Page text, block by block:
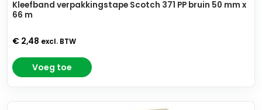
Kleefband verpakkingstape Scotch 371 PP bruin 50 mm x
66 m
€ 2,48 excl. BTW
Voeg toe